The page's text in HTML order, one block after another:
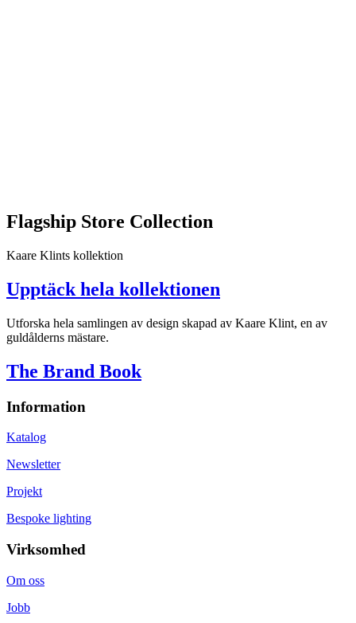
Flagship Store Collection
Kaare Klints kollektion
Upptäck hela kollektionen
Utforska hela samlingen av design skapad av Kaare Klint, en av
guldålderns mästare.
The Brand Book
Information
Katalog
Newsletter
Projekt
Bespoke lighting
Virksomhed
Om oss
Jobb